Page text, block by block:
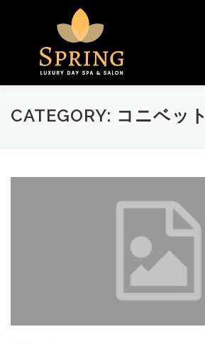
HOME ABOUT US GALLERY
CATEGORY: コニベット